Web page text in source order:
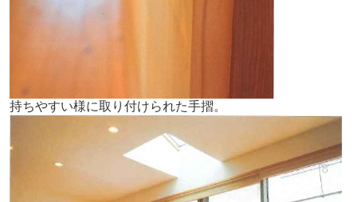
持ちやすい様に取り付けられた手摺。